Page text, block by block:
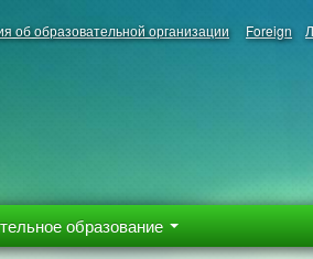
об образовательной организации Foreign
образование